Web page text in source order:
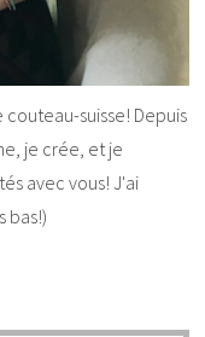
suisse! Depuis
je crée, et je
avec vous! J'ai
bas!)